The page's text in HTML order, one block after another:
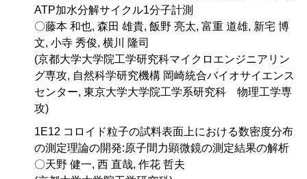
ATP加水分解サイクル1分子計測
〇藤本 和也, 森田 雄貴, 飯野 亮太, 富重 道雄, 新宅 博
文, 小寺 秀俊, 横川 隆司
(京都大学大学院工学研究科マイクロエンジニアリン
グ専攻, 自然科学研究機構 岡崎統合バイオサイエンス
センター, 東京大学大学院工学系研究科 物理工学専
攻)
1E12 コロイド粒子の試料表面上における数密度分布
の測定理論の開発:原子間力顕微鏡の測定結果の解析
〇天野 健一, 西 直哉, 作花 哲夫